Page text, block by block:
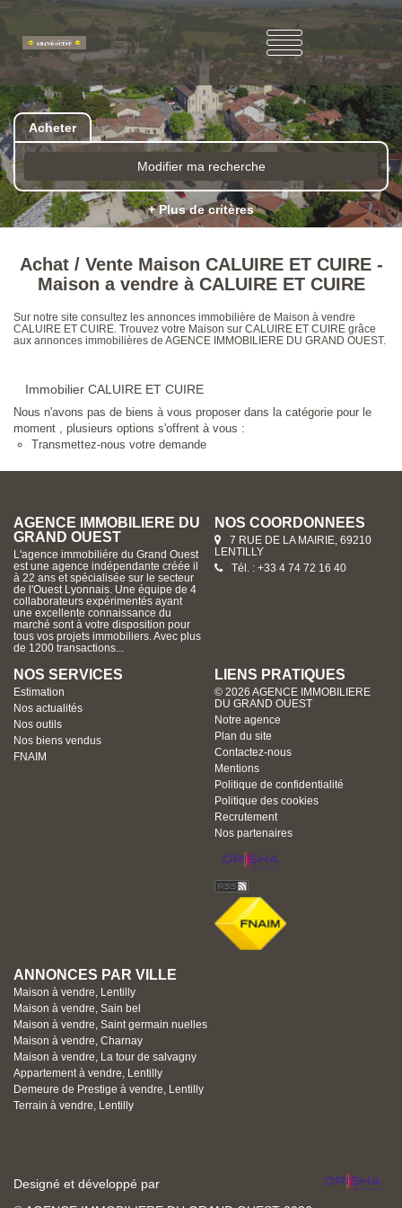
Acheter
Modifier ma recherche
+ Plus de critères
Achat / Vente Maison CALUIRE ET CUIRE -
Maison a vendre à CALUIRE ET CUIRE
Sur notre site consultez les annonces immobilière de Maison à vendre
CALUIRE ET CUIRE. Trouvez votre Maison sur CALUIRE ET CUIRE grâce
aux annonces immobilières de AGENCE IMMOBILIERE DU GRAND OUEST.
Immobilier CALUIRE ET CUIRE
Nous n'avons pas de biens à vous proposer dans la catégorie pour le
moment , plusieurs options s'offrent à vous :
Transmettez-nous votre demande
AGENCE IMMOBILIERE DU
GRAND OUEST
L'agence immobiliére du Grand Ouest
est une agence indépendante créée il
à 22 ans et spécialisée sur le secteur
de l'Ouest Lyonnais. Une équipe de 4
collaborateurs expérimentés ayant
une excellente connaissance du
marché sont à votre disposition pour
tous vos projets immobiliers. Avec plus
de 1200 transactions...
NOS COORDONNÉES
7 RUE DE LA MAIRIE, 69210
LENTILLY
Tél. : +33 4 74 72 16 40
NOS SERVICES
Estimation
Nos actualités
Nos outils
Nos biens vendus
FNAIM
LIENS PRATIQUES
© 2026 AGENCE IMMOBILIERE
DU GRAND OUEST
Notre agence
Plan du site
Contactez-nous
Mentions
Politique de confidentialité
Politique des cookies
Recrutement
Nos partenaires
ANNONCES PAR VILLE
Maison à vendre, Lentilly
Maison à vendre, Sain bel
Maison à vendre, Saint germain nuelles
Maison à vendre, Charnay
Maison à vendre, La tour de salvagny
Appartement à vendre, Lentilly
Demeure de Prestige à vendre, Lentilly
Terrain à vendre, Lentilly
Designé et développé par